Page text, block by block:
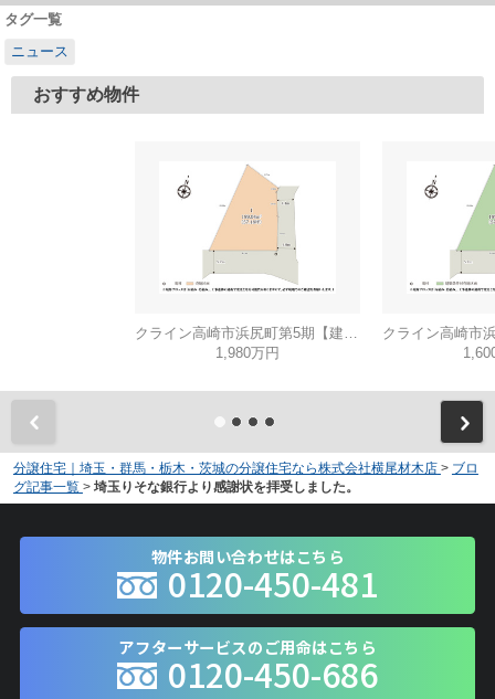
タグ一覧
ニュース
おすすめ物件
1,980万円
分譲住宅｜埼玉・群馬・栃木・茨城の分譲住宅なら株式会社横尾材木店 > ブロ
グ記事一覧 > 埼玉りそな銀行より感謝状を拝受しました。
物件お問い合わせはこちら
0120-450-481
アフターサービスのご用命はこちら
0120-450-686